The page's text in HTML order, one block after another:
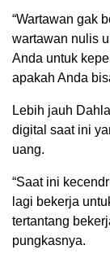
“Wartawan gak
wartawan nulis
Anda untuk
apakah Anda
Lebih jauh
digital saat ini
uang.
“Saat ini
lagi bekerja
tertantang
pungkasnya.